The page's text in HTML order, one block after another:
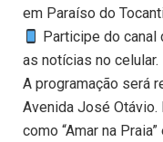
em Paraíso do
Participe do canal
as notícias no celular.
A programação será
Avenida José
como “Amar na